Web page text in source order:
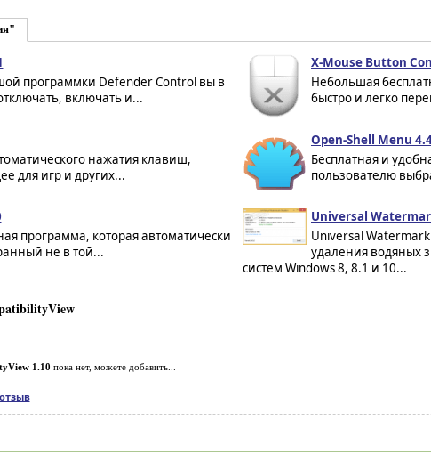
программки Defender Control вы в
включать и...
X-Mouse Button
Небольшая
быстро и легко
нажатия клавиш,
для игр и других...
Open-Shell Menu
Бесплатная и
пользователю
программа, которая автоматически
не в той...
Universal
Universal
удаления водяных
систем Windows 8, 8.1 и 10...
1.10 пока нет, можете добавить...